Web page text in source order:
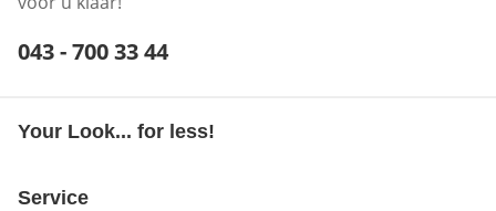
Telefoonnummer:
043 - 700 33 44
Your Look... for less!
Service